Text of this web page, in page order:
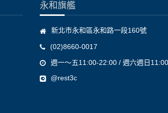
永和旗艦
新北市永和區永和路一段160號
(02)8660-0017
週一～五11:00-22:00 / 週六週日
@rest3c